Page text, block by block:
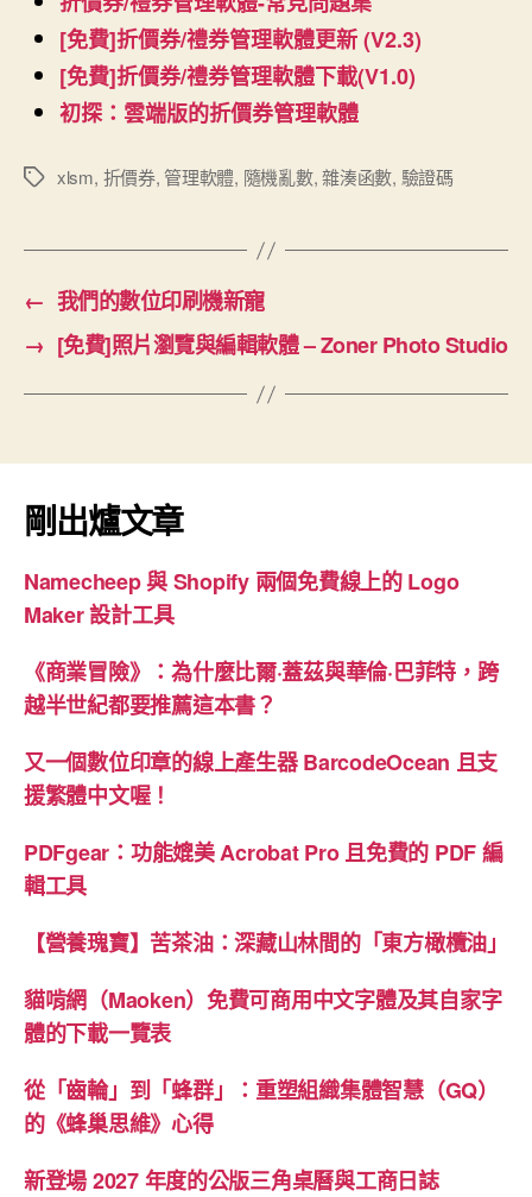
[免費]折價券/禮券管理軟體更新 (V2.3)
[免費]折價券/禮券管理軟體下載(V1.0)
初探：雲端版的折價券管理軟體
標
xlsm, 折價券, 管理軟體, 隨機亂數,雜湊函數, 驗證碼
← 我們的數位印刷機新寵
→ [免費]照片瀏覽與編輯軟體 – Zoner Photo Studio
剛出爐文章
Namecheep 與 Shopify 兩個免費線上的 Logo
Maker 設計工具
《商業冒險》：為什麼比爾·蓋茲與華倫·巴菲特，跨
越半世紀都要推薦這本書？
又一個數位印章的線上產生器 BarcodeOcean 且支
援繁體中文喔！
PDFgear：功能媲美 Acrobat Pro 且免費的 PDF 編
輯工具
【營養瑰寶】苦茶油：深藏山林間的「東方橄欖油」
貓啃網（Maoken）免費可商用中文字體及其自家字
體的下載一覽表
從「齒輪」到「蜂群」：重塑組織集體智慧（GQ）
的《蜂巢思維》心得
新登場 2027 年度的公版三角桌曆與工商日誌